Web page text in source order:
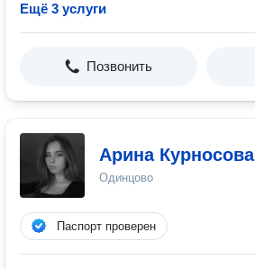
Ещё 3 услуги
Позвонить
Арина Курносова
Одинцово
Паспорт проверен